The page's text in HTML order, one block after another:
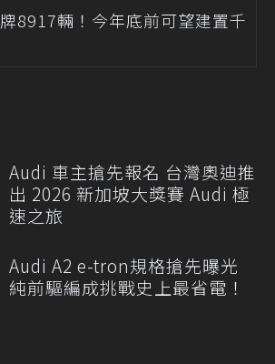
8917輛！今年底前可望建置千
Audi 車主搶先報名 台灣奧迪推
出 2026 新加坡大獎賽 Audi 極
速之旅
Audi A2 e-tron規格搶先曝光
純前驅編成挑戰史上最省電！